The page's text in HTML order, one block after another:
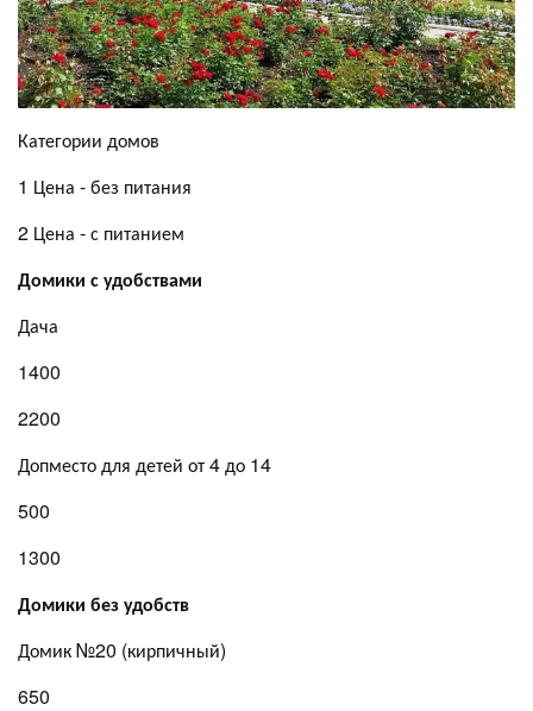
Категории домов
1 Цена - без питания
2 Цена - с питанием
Домики с удобствами
Дача
1400
2200
Допместо для детей от 4 до 14
500
1300
Домики без удобств
Домик №20 (кирпичный)
650